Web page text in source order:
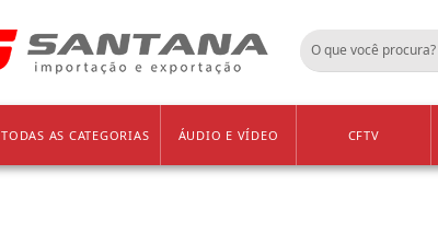
TODAS AS CATEGORIAS ÁUDIO E VÍDEO CFTV